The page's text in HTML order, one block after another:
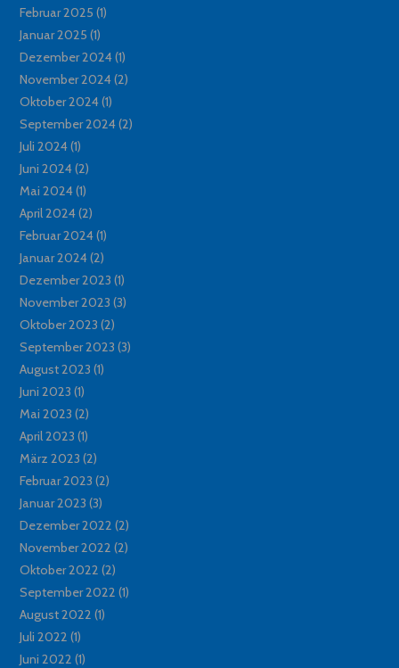
Februar 2025 (1)
Januar 2025 (1)
Dezember 2024(1)
November 2024(2)
Oktober 2024(1)
September 2024(2)
Juli 2024(1)
Juni 2024(2)
Mai 2024(1)
April 2024(2)
Februar 2024(1)
Januar 2024(2)
Dezember 2023 (1)
November 2023 (3)
Oktober 2023 (2)
September 2023 (3)
August 2023 (1)
Juni 2023 (1)
Mai 2023 (2)
April 2023 (1)
März 2023 (2)
Februar 2023 (2)
Januar 2023 (3)
Dezember 2022 (2)
November 2022 (2)
Oktober 2022 (2)
September 2022 (1)
August 2022 (1)
Juli 2022 (1)
Juni 2022 (1)